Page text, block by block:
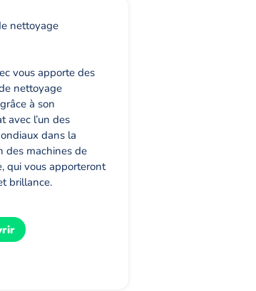
nettoyage
vous apporte des
nettoyage
à son
avec l’un des
dans la
des machines de
qui vous apporteront
brillance.